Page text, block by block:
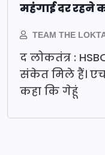
महंगाई दर रहने
TEAM THE
द लोकतंत्र :
संकेत मिले हैं।
कहा कि गेहूं